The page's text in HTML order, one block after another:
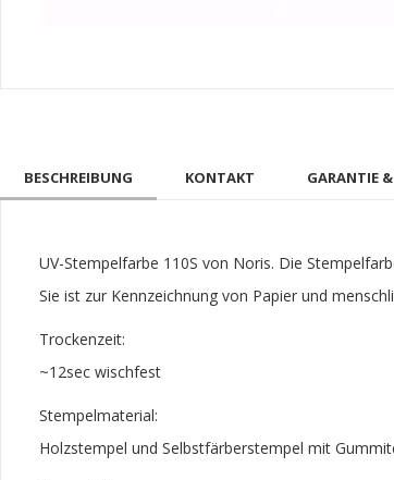
BESCHREIBUNG KONTAKT GARANTIE
UV-Stempelfarbe 110S von Noris. Die
Sie ist zur Kennzeichnung von Papier und
Trockenzeit:
~12sec wischfest
Stempelmaterial:
Holzstempel und Selbstfärberstempel mit